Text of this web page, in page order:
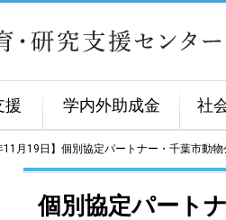
援 学内外助成金 社
11月19日】個別協定パートナー・千葉市動
個別協定パート